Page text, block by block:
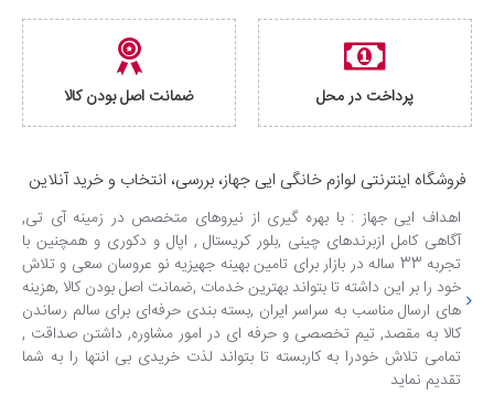
پرداخت در محل ضمانت اصل بودن کالا
فروشگاه اینترنتی لوازم خانگی ایی جهاز، بررسی، انتخاب و خرید آنلاین
اهداف ایی جهاز : با بهره گیری از نیروهای متخصص در زمینه آی تی,
آگاهی کامل ازبرندهای چینی ,بلور کریستال , اپال و دکوری و همچنین با
تجربه 33 ساله در بازار برای تامین بهینه جهیزیه نو عروسان سعی و تلاش
خود را بر این داشته تا بتواند بهترین خدمات ,ضمانت اصل بودن کالا ,هزینه
های ارسال مناسب به سراسر ایران ,بسته بندی حرفه‌ای برای سالم رساندن
کالا به مقصد, تیم تخصصی و حرفه ای در امور مشاوره, داشتن صداقت ,
تمامی تلاش خودرا به کاربسته تا بتواند لذت خریدی بی انتها را به شما
تقدیم نماید